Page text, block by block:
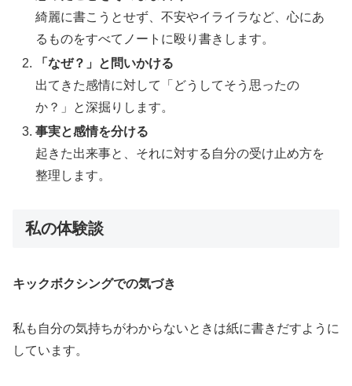
綺麗に書こうとせず、不安やイライラなど、心にあ
るものをすべてノートに殴り書きします。
「なぜ？」と問いかける
出てきた感情に対して「どうしてそう思ったの
か？」と深掘りします。
事実と感情を分ける
起きた出来事と、それに対する自分の受け止め方を
整理します。
私の体験談
キックボクシングでの気づき
私も自分の気持ちがわからないときは紙に書きだすように
しています。